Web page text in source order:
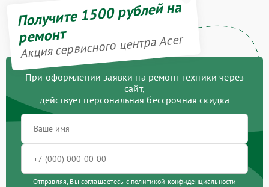
Получите 1500 рублей на
ремонт
Акция сервисного центра Acer
При оформлении заявки на ремонт техники через
сайт,
действует персональная бессрочная скидка
Отправляя, Вы соглашаетесь с политикой конфиденциальности